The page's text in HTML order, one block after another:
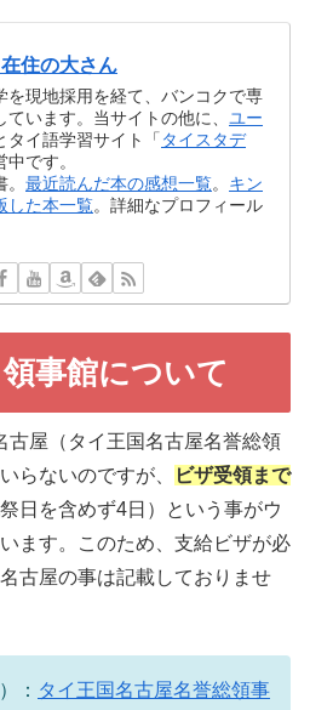
住の大さん
を現地採用を経て、バンコクで専
ています。当サイトの他に、 ユー
タイ語学習サイト「 タイスタデ
中です。
。最近読んだ本の感想一覧。 キン
した本一覧。詳細なプロフィール
事館について
古屋（タイ王国名古屋名誉総領
らないのですが、
ビザ受領まで
祭日を含めず4日）という事がウ
ます。このため、支給ビザが必
古屋の事は記載しておりませ
： タイ王国名古屋名誉総領事